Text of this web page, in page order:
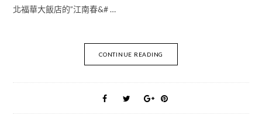
北福華大飯店的”江南春&# …
CONTINUE READING